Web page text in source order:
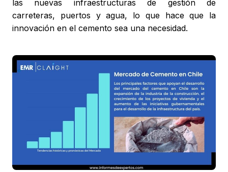
las nuevas infraestructuras de gestión de
carreteras, puertos y agua, lo que hace que la
innovación en el cemento sea una necesidad.